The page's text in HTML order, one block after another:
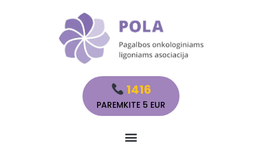
1416
PAREMKITE 5 EUR